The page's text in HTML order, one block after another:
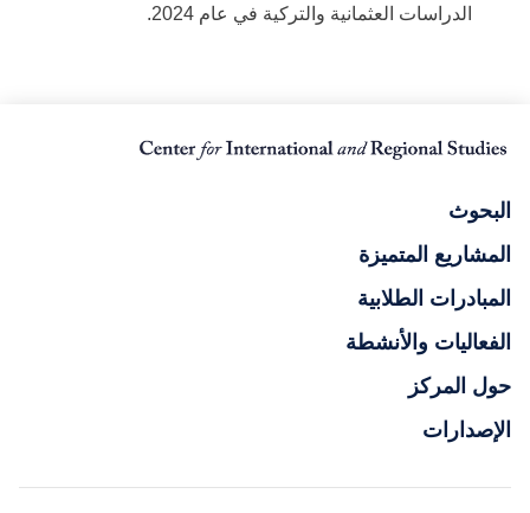
الدراسات العثمانية والتركية في عام 2024.
البحوث
المشاريع المتميزة
المبادرات الطلابية
الفعاليات والأنشطة
حول المركز
الإصدارات